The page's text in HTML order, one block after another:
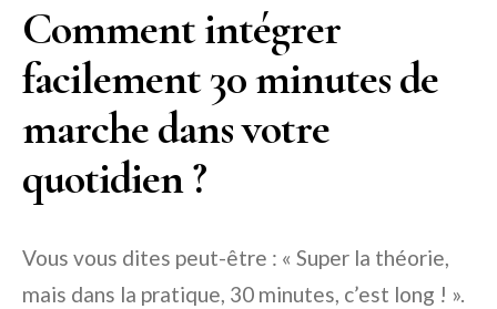
Comment intégrer
facilement 30 minutes de
marche dans votre
quotidien ?
Vous vous dites peut-être : « Super la théorie,
mais dans la pratique, 30 minutes, c’est long ! ».